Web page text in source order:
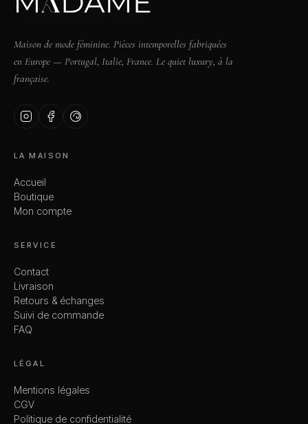
Maison de mode féminine. Pièces intemporelles fabriquées
en Europe — Portugal, Italie, France. Le quiet luxury, à la
française.
LA MAISON
Accueil
Boutique
Mon compte
SERVICE
Contact
Livraison
Retours & échanges
Suivi de commande
FAQ
LÉGAL
Mentions légales
CGV
Politique de confidentialité